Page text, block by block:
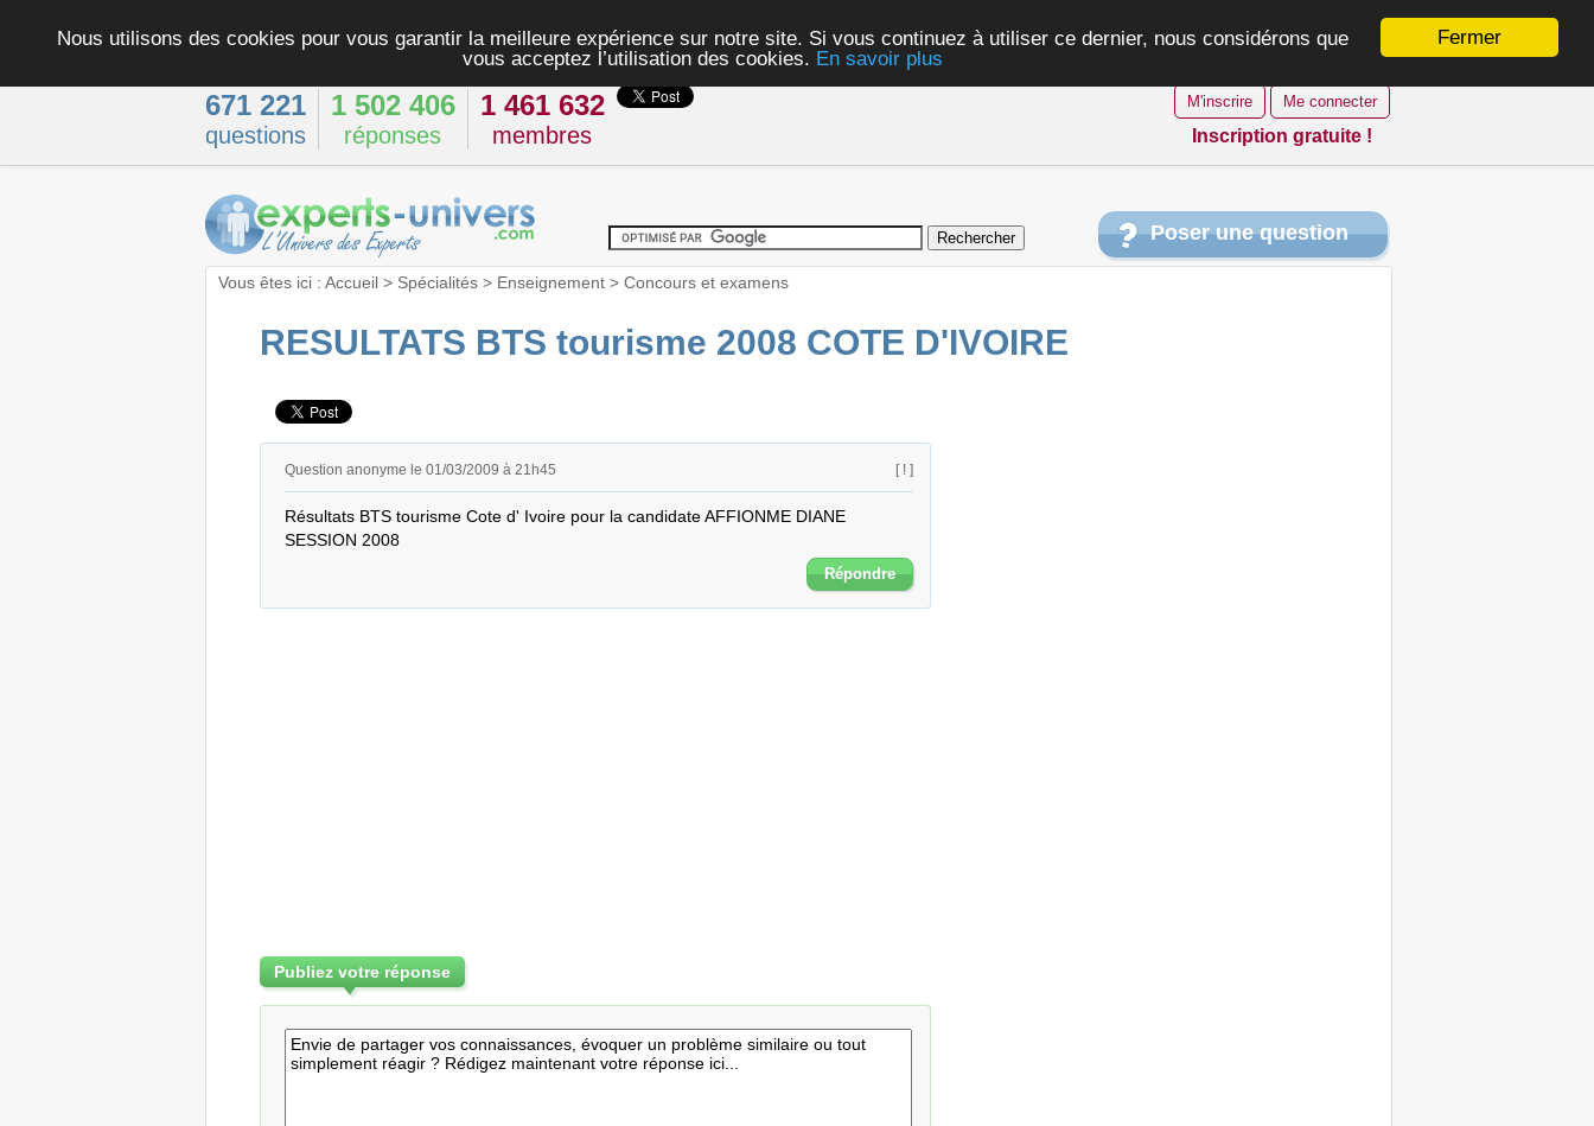
Fermer
Nous utilisons des cookies pour vous garantir la meilleure expérience sur notre site. Si vous continuez à utiliser ce dernier, nous considérons que
vous acceptez l’utilisation des cookies. En savoir plus
671 221
questions
1 502 406
réponses
1 461 632
membres
M'inscrire Me connecter
Inscription gratuite !
Poser une question
Vous êtes ici : Accueil> Spécialités> Enseignement> Concours et examens
RESULTATS BTS tourisme 2008 COTE D'IVOIRE
Question anonyme le 01/03/2009 à 21h45 [ ! ]
Résultats BTS tourisme Cote d' Ivoire pour la candidate AFFIONME DIANE
SESSION 2008
Répondre
Publiez votre réponse